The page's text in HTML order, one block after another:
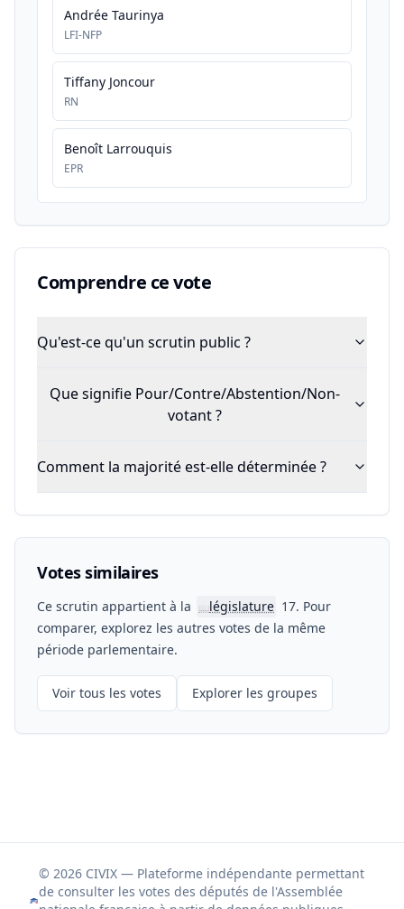
Andrée Taurinya
LFI-NFP
Tiffany Joncour
RN
Benoît Larrouquis
EPR
Comprendre ce vote
Qu'est-ce qu'un scrutin public ?
Que signifie Pour/Contre/Abstention/Non-
votant ?
Comment la majorité est-elle déterminée ?
Votes similaires
Ce scrutin appartient à la 📖législature 17. Pour
comparer, explorez les autres votes de la même
période parlementaire.
Voir tous les votes Explorer les groupes
© 2026 CIVIX — Plateforme indépendante permettant
de consulter les votes des députés de l'Assemblée